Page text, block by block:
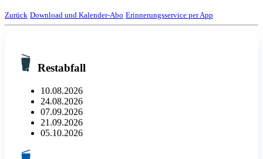
Zurück Download und Kalender-Abo Erinnerungsservice per App
Restabfall
10.08.2026
24.08.2026
07.09.2026
21.09.2026
05.10.2026